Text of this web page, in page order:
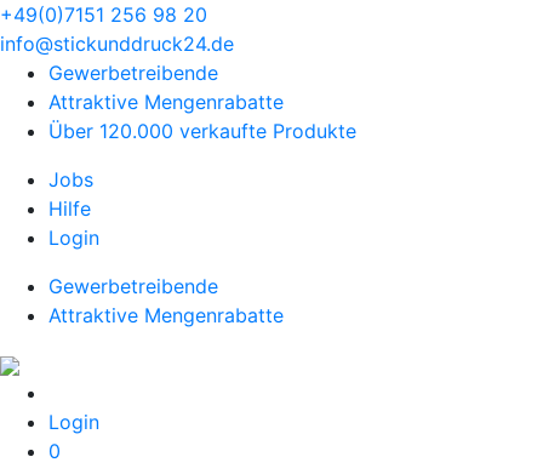
+49(0)7151 256 98 20‬
info@stickunddruck24.de
Gewerbetreibende
Attraktive Mengenrabatte
Über 120.000 verkaufte Produkte
Jobs
Hilfe
Login
Gewerbetreibende
Attraktive Mengenrabatte
Login
0